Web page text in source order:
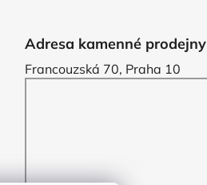
Adresa kamenné prodejny
Francouzská 70, Praha 10